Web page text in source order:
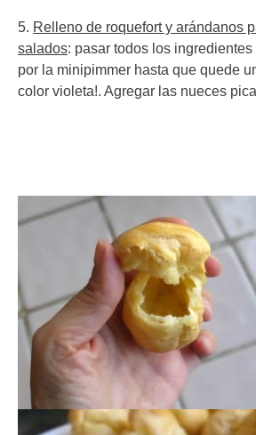
5. Relleno de roquefort y arándanos
salados: pasar todos los
por la minipimmer hasta que quede
color violeta!. Agregar las nueces